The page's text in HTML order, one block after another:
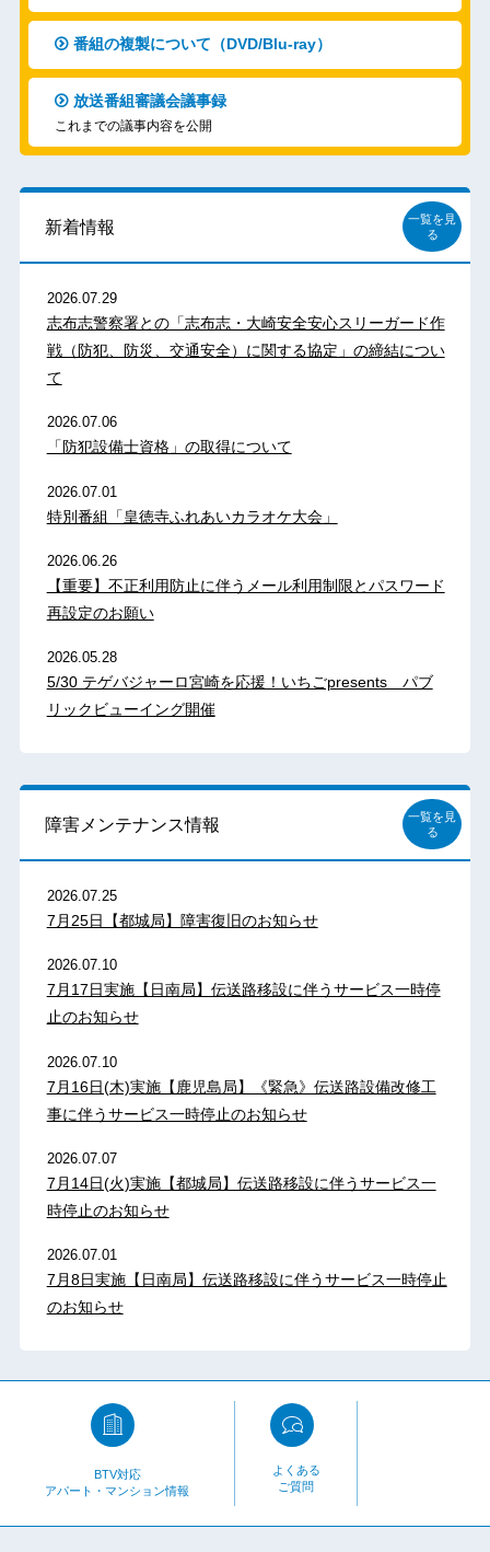
番組の複製について（DVD/Blu-ray）
放送番組審議会議事録
これまでの議事内容を公開
新着情報
一覧を見
る
2026.07.29
志布志警察署との「志布志・大崎安全安心スリーガード作
戦（防犯、防災、交通安全）に関する協定」の締結につい
て
2026.07.06
「防犯設備士資格」の取得について
2026.07.01
特別番組「皇徳寺ふれあいカラオケ大会」
2026.06.26
【重要】不正利用防止に伴うメール利用制限とパスワード
再設定のお願い
2026.05.28
5/30 テゲバジャーロ宮崎を応援！いちごpresents パブ
リックビューイング開催
障害メンテナンス情報
一覧を見
る
2026.07.25
7月25日【都城局】障害復旧のお知らせ
2026.07.10
7月17日実施【日南局】伝送路移設に伴うサービス一時停
止のお知らせ
2026.07.10
7月16日(木)実施【鹿児島局】《緊急》伝送路設備改修工
事に伴うサービス一時停止のお知らせ
2026.07.07
7月14日(火)実施【都城局】伝送路移設に伴うサービス一
時停止のお知らせ
2026.07.01
7月8日実施【日南局】伝送路移設に伴うサービス一時停止
のお知らせ
BTV対応
アパート・マンション情報
よくある
ご質問